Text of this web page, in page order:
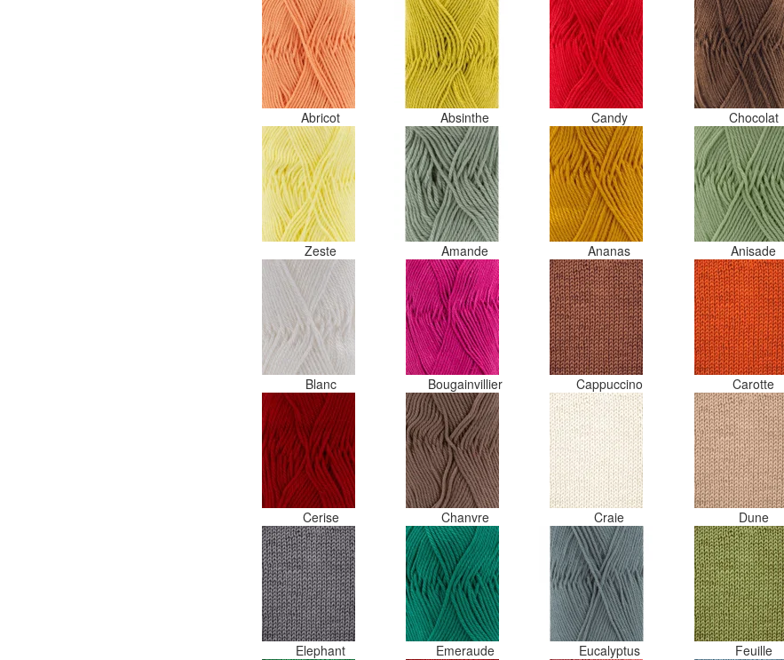
Abricot Absinthe Candy Chocolat
Zeste Amande Ananas Anisade
Blanc Bougainvillier Cappuccino Carotte
Cerise Chanvre Craie Dune
Elephant Emeraude Eucalyptus Feuille